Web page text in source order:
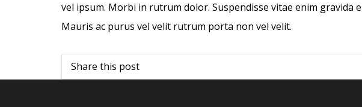
vel ipsum. Morbi in rutrum dolor. Suspendisse vitae enim gravida
Mauris ac purus vel velit rutrum porta non vel velit.
Share this post